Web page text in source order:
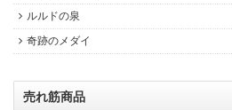
ルルドの泉
奇跡のメダイ
売れ筋商品